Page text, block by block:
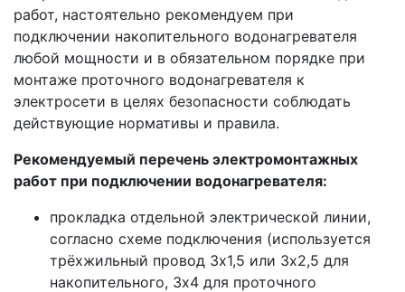
работ, настоятельно рекомендуем при
подключении накопительного водонагревателя
любой мощности и в обязательном порядке при
монтаже проточного водонагревателя к
электросети в целях безопасности соблюдать
действующие нормативы и правила.
Рекомендуемый перечень электромонтажных
работ при подключении водонагревателя:
прокладка отдельной электрической линии,
согласно схеме подключения (используется
трёхжильный провод 3х1,5 или 3х2,5 для
накопительного, 3х4 для проточного